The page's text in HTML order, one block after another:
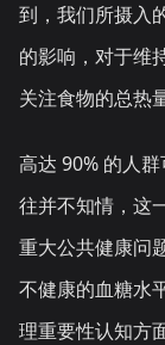
到，我们所摄入
的影响，对于维
关注食物的总热
高达 90% 的人
往并不知情，这
重大公共健康问
不健康的血糖水
理重要性认知方